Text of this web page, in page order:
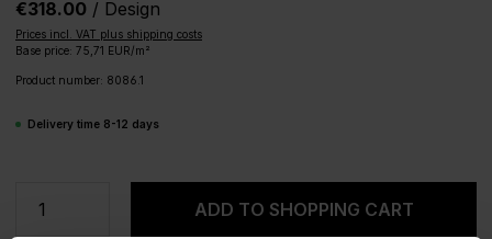
€318.00 / Design
Prices incl. VAT plus shipping costs
Base price: 75,71 EUR/m²
Product number: 8086.1
Delivery time 8-12 days
Product Quantity: Enter the desired
ADD TO SHOPPING CART